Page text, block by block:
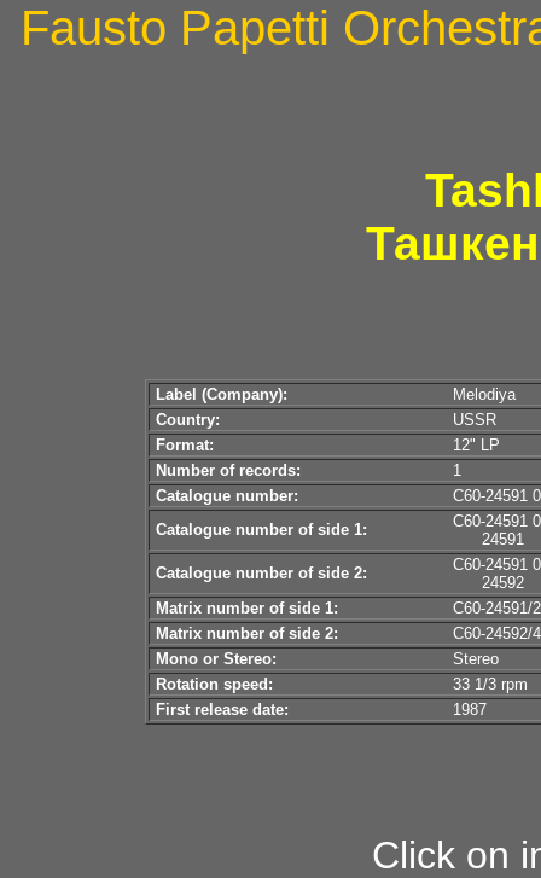
Fausto Papetti
Label (Company):
Melodiya
Country:
USSR
Format:
12" LP
Number of records:
1
Catalogue number:
С60-24591
Catalogue number of side 1:
С60-24591
24591
Catalogue number of side 2:
С60-24591
24592
Matrix number of side 1:
С60-24591/
Matrix number of side 2:
С60-24592/
Mono or Stereo:
Stereo
Rotation speed:
33 1/3 rpm
First release date:
1987
Click on